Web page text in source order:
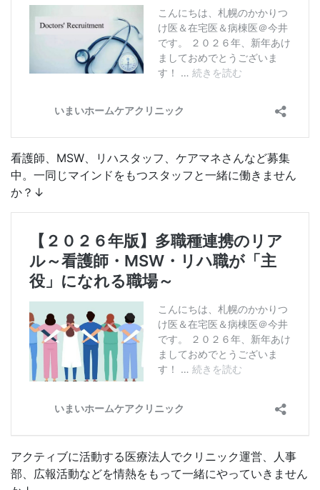
看護師、MSW、リハスタッフ、ケアマネさんなど募集
中。一同じマインドをもつスタッフと一緒に働きません
か？↓
アクティブに活動する医療法人でクリニック運営、人事
部、広報活動などを情熱をもって一緒にやっていきません